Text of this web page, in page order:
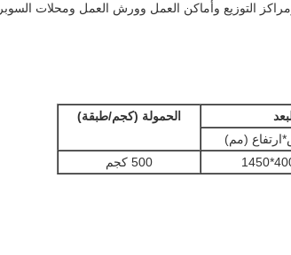
التوزيع وأماكن العمل وورش العمل ومحلات السوبر
الحمولة (كجم/طبقة)
(مم)
500 كجم